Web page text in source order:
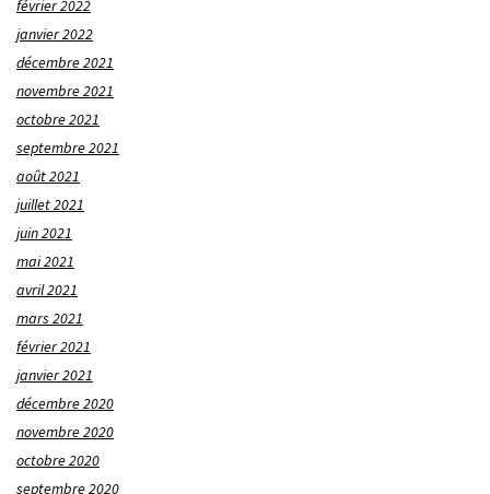
février 2022
janvier 2022
décembre 2021
novembre 2021
octobre 2021
septembre 2021
août 2021
juillet 2021
juin 2021
mai 2021
avril 2021
mars 2021
février 2021
janvier 2021
décembre 2020
novembre 2020
octobre 2020
septembre 2020